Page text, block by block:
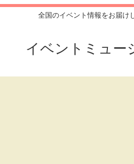
全国のイベント情報をお届け
イベントミュー